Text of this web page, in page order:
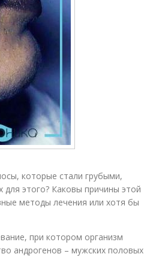
которые стали грубыми,
для этого? Каковы причины этой
методы лечения или хотя бы
при котором организм
андрогенов – мужских половых